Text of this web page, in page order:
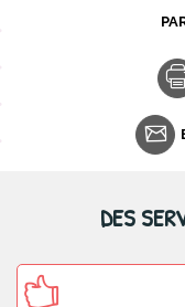
DES